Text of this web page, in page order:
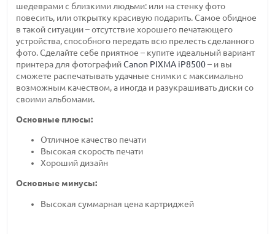
шедеврами с близкими людьми: или на стенку фото
повесить, или открытку красивую подарить. Самое обидное
в такой ситуации – отсутствие хорошего печатающего
устройства, способного передать всю прелесть сделанного
фото. Сделайте себе приятное – купите идеальный вариант
принтера для фотографийCanon PIXMA iP8500– и вы
сможете распечатывать удачные снимки с максимально
возможным качеством, а иногда и разукрашивать диски со
своими альбомами.
Основные плюсы:
Отличное качество печати
Высокая скорость печати
Хороший дизайн
Основные минусы:
Высокая суммарная цена картриджей